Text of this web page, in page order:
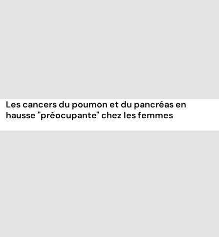
Les cancers du poumon et du pancréas en
hausse "préocupante" chez les femmes